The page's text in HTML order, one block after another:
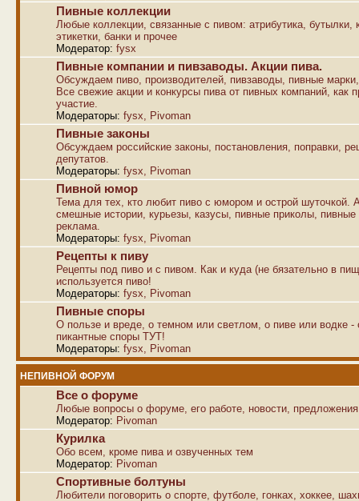
Пивные коллекции
Любые коллекции, связанные с пивом: атрибутика, бутылки,
этикетки, банки и прочее
Модератор: fysx
Пивные компании и пивзаводы. Акции пива.
Обсуждаем пиво, производителей, пивзаводы, пивные
Все свежие акции и конкурсы пива от пивных компаний, как
участие.
Модераторы: fysx Pivoman
Пивные законы
Обсуждаем российские законы, постановления, поправки,
депутатов.
Модераторы: fysx Pivoman
Пивной юмор
Тема для тех, кто любит пиво с юмором и острой шуточкой.
смешные истории, курьезы, казусы, пивные приколы,
реклама.
Модераторы: fysx Pivoman
Рецепты к пиву
Рецепты под пиво и с пивом. Как и куда (не бязательно в
используется пиво!
Модераторы: fysx Pivoman
Пивные споры
О пользе и вреде, о темном или светлом, о пиве или водке -
пикантные споры ТУТ!
Модераторы: fysx Pivoman
НЕПИВНОЙ ФОРУМ
Все о форуме
Любые вопросы о форуме, его работе, новости,
Модератор: Pivoman
Курилка
Обо всем, кроме пива и озвученных тем
Модератор: Pivoman
Спортивные болтуны
Любители поговорить о спорте, футболе, гонках, хоккее,